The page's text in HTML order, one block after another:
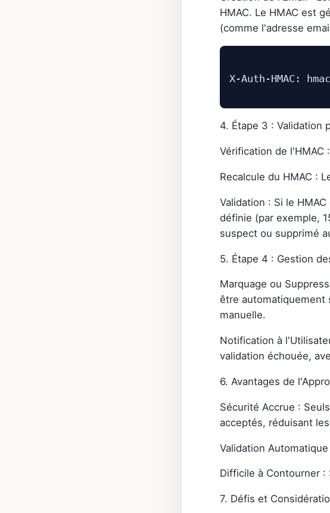
HMAC. Le HMAC est
(comme l'adresse
4. Étape 3 : Validation
Vérification de
Recalcule du HMAC :
Validation : Si le
définie (par exemple,
suspect ou supprimé
5. Étape 4 : Gestion
Marquage ou
être automatiquement
manuelle.
Notification à
validation échouée,
6. Avantages de
Sécurité Accrue :
acceptés, réduisant
Validation
Difficile à Contourner :
7. Défis et